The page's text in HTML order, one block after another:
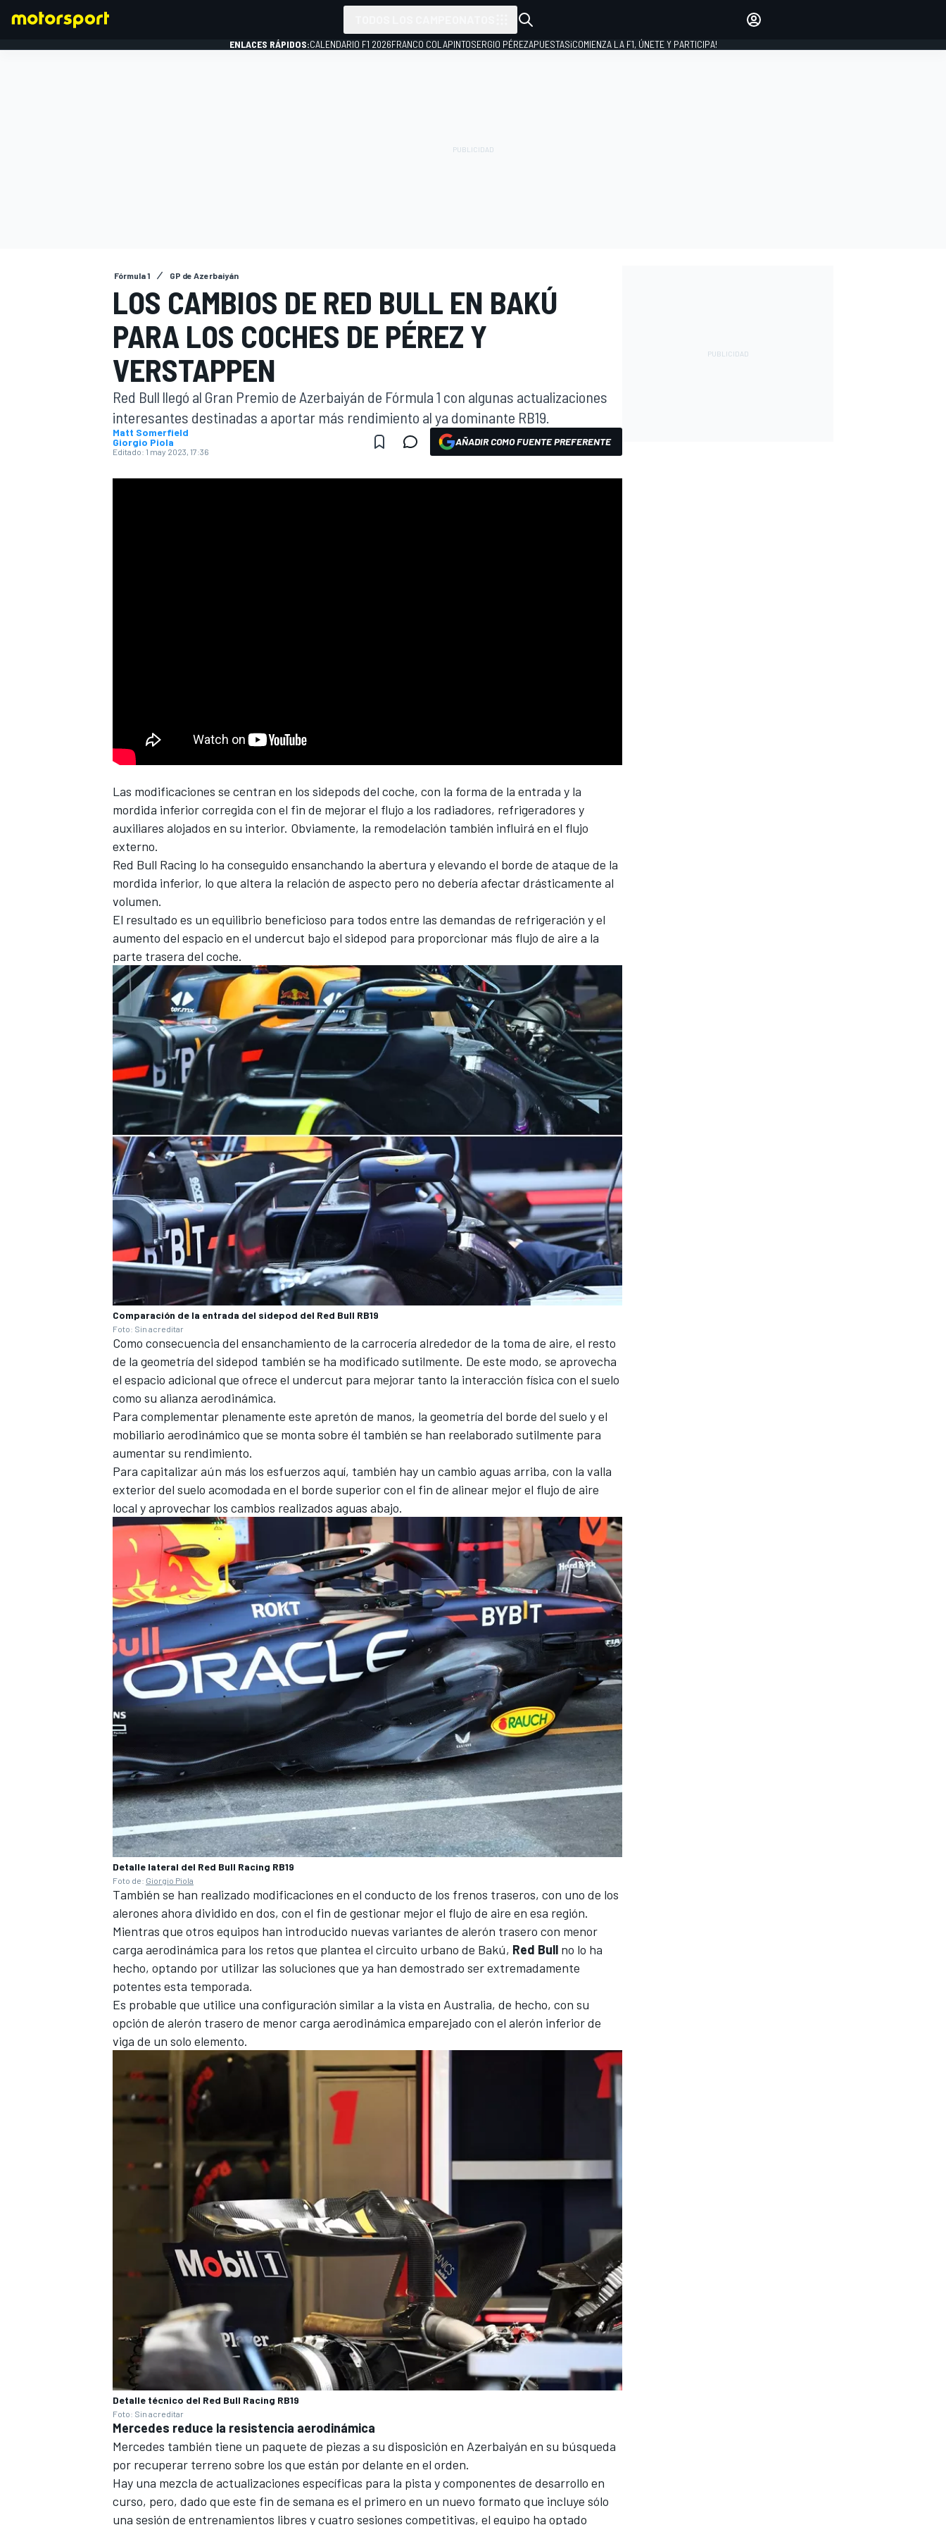
INDYCAR
NASCAR CUP
FÓRMULA E
WRC
MÁS CATEGORÍAS
INICIAR SESIÓN
ENLACES RÁPIDOS:CALENDARIO F1 2026FRANCO COLAPINTOSERGIO PÉREZAPUESTAS¡COMIENZA LA F1, ÚNETE Y PARTICIPA!
Fórmula 1 GP de Azerbaiyán
LOS CAMBIOS DE RED BULL EN BAKÚ
PARA LOS COCHES DE PÉREZ Y
VERSTAPPEN
Red Bull llegó al Gran Premio de Azerbaiyán de Fórmula 1 con algunas actualizaciones
interesantes destinadas a aportar más rendimiento al ya dominante RB19.
Matt Somerfield
Giorgio Piola
Editado: 1 may 2023, 17:36
AÑADIR COMO FUENTE PREFERENTE
Las modificaciones se centran en los sidepods del coche, con la forma de la entrada y la
mordida inferior corregida con el fin de mejorar el flujo a los radiadores, refrigeradores y
auxiliares alojados en su interior. Obviamente, la remodelación también influirá en el flujo
externo.
Red Bull Racing lo ha conseguido ensanchando la abertura y elevando el borde de ataque de la
mordida inferior, lo que altera la relación de aspecto pero no debería afectar drásticamente al
volumen.
El resultado es un equilibrio beneficioso para todos entre las demandas de refrigeración y el
aumento del espacio en el undercut bajo el sidepod para proporcionar más flujo de aire a la
parte trasera del coche.
Comparación de la entrada del sidepod del Red Bull RB19
Foto: Sin acreditar
Como consecuencia del ensanchamiento de la carrocería alrededor de la toma de aire, el resto
de la geometría del sidepod también se ha modificado sutilmente. De este modo, se aprovecha
el espacio adicional que ofrece el undercut para mejorar tanto la interacción física con el suelo
como su alianza aerodinámica.
Para complementar plenamente este apretón de manos, la geometría del borde del suelo y el
mobiliario aerodinámico que se monta sobre él también se han reelaborado sutilmente para
aumentar su rendimiento.
Para capitalizar aún más los esfuerzos aquí, también hay un cambio aguas arriba, con la valla
exterior del suelo acomodada en el borde superior con el fin de alinear mejor el flujo de aire
local y aprovechar los cambios realizados aguas abajo.
Detalle lateral del Red Bull Racing RB19
Foto de: Giorgio Piola
También se han realizado modificaciones en el conducto de los frenos traseros, con uno de los
alerones ahora dividido en dos, con el fin de gestionar mejor el flujo de aire en esa región.
Mientras que otros equipos han introducido nuevas variantes de alerón trasero con menor
carga aerodinámica para los retos que plantea el circuito urbano de Bakú, Red Bull no lo ha
hecho, optando por utilizar las soluciones que ya han demostrado ser extremadamente
potentes esta temporada.
Es probable que utilice una configuración similar a la vista en Australia, de hecho, con su
opción de alerón trasero de menor carga aerodinámica emparejado con el alerón inferior de
viga de un solo elemento.
Detalle técnico del Red Bull Racing RB19
Foto: Sin acreditar
Mercedes reduce la resistencia aerodinámica
Mercedes también tiene un paquete de piezas a su disposición en Azerbaiyán en su búsqueda
por recuperar terreno sobre los que están por delante en el orden.
Hay una mezcla de actualizaciones específicas para la pista y componentes de desarrollo en
curso, pero, dado que este fin de semana es el primero en un nuevo formato que incluye sólo
una sesión de entrenamientos libres y cuatro sesiones competitivas, el equipo ha optado